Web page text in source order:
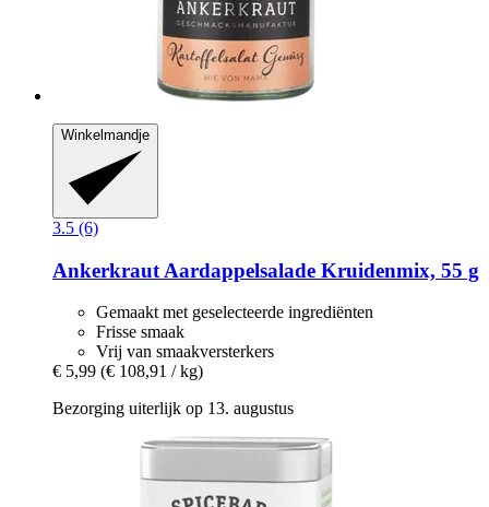
Winkelmandje
3.5 (6)
Ankerkraut Aardappelsalade Kruidenmix, 55 g
Gemaakt met geselecteerde ingrediënten
Frisse smaak
Vrij van smaakversterkers
€ 5,99 (€ 108,91 / kg)
Bezorging uiterlijk op 13. augustus